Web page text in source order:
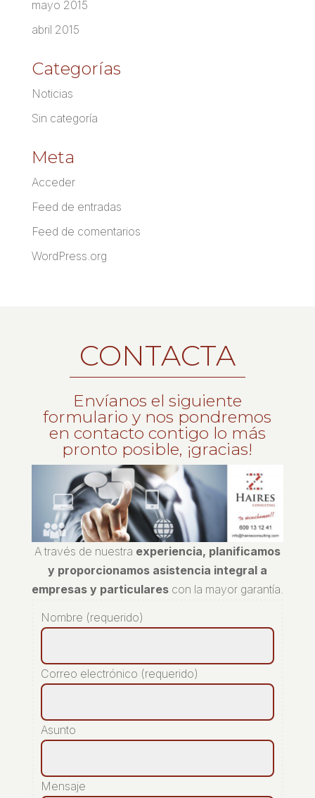
mayo 2015
abril 2015
Categorías
Noticias
Sin categoría
Meta
Acceder
Feed de entradas
Feed de comentarios
WordPress.org
CONTACTA
Envíanos el siguiente
formulario y nos pondremos
en contacto contigo lo más
pronto posible, ¡gracias!
A través de nuestra experiencia, planificamos
y proporcionamos asistencia integral a
empresas y particularescon la mayor garantía.
Nombre (requerido)
Correo electrónico (requerido)
Asunto
Mensaje